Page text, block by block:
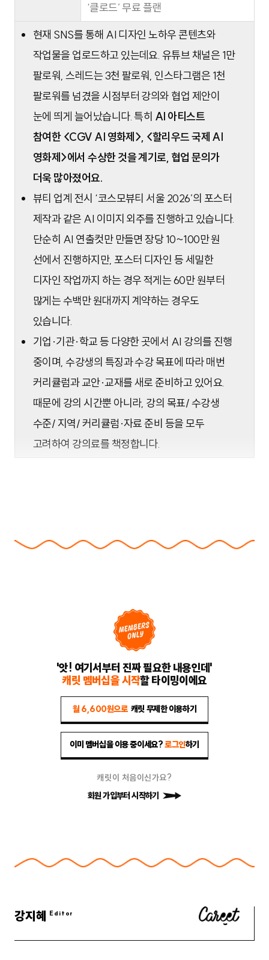
‘클로드’ 무료 플랜
현재 SNS를 통해 AI 디자인 노하우 콘텐츠와
작업물을 업로드하고 있는데요. 유튜브 채널은 1만
팔로워, 스레드는 3천 팔로워, 인스타그램은 1천
팔로워를 넘겼을 시점부터 강의와 협업 제안이
눈에 띄게 늘어났습니다. 특히 AI 아티스트
참여한 <CGV AI 영화제>, <할리우드 국제 AI
영화제>에서 수상한 것을 계기로, 협업 문의가
더욱 많아졌어요.
뷰티 업계 전시 ‘코스모뷰티 서울 2026’의 포스터
제작과 같은 AI 이미지 외주를 진행하고 있습니다.
단순히 AI 연출컷만 만들면 장당 10~100만 원
선에서 진행하지만, 포스터 디자인 등 세밀한
디자인 작업까지 하는 경우 적게는 60만 원부터
많게는 수백만 원대까지 계약하는 경우도
있습니다.
기업·기관·학교 등 다양한 곳에서 AI 강의를 진행
중이며, 수강생의 특징과 수강 목표에 따라 매번
커리큘럼과 교안·교재를 새로 준비하고 있어요.
때문에 강의 시간뿐 아니라, 강의 목표/ 수강생
수준/ 지역/ 커리큘럼·자료 준비 등을 모두
고려하여 강의료를 책정합니다.
'앗! 여기서부터 진짜 필요한 내용인데'
캐릿 멤버십을 시작할 타이밍이에요
월 6,600원으로 캐릿 무제한 이용하기
이미 멤버십을 이용 중이세요?로그인하기
캐릿이 처음이신가요?
회원 가입부터 시작하기
강지혜